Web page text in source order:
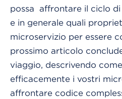
possa affrontare il ciclo
e in generale quali
microservizio per essere
prossimo articolo
viaggio, descrivendo
efficacemente i vostri
affrontare codice